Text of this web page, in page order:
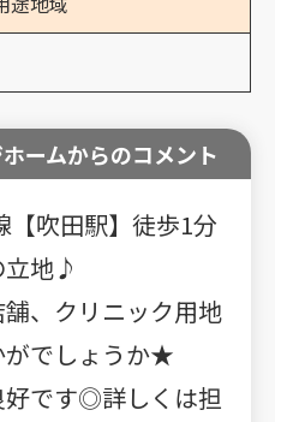
ームからのコメント
【吹田駅】徒歩1分
立地♪
、クリニック用地
がでしょうか★
好です◎詳しくは担